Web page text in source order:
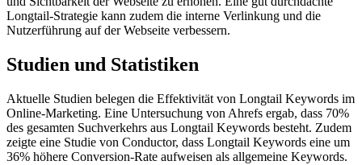
Longtail-Strategie kann zudem die interne Verlinkung und die
Nutzerführung auf der Webseite verbessern.
Studien und Statistiken
Aktuelle Studien belegen die Effektivität von Longtail Keywords im
Online-Marketing. Eine Untersuchung von Ahrefs ergab, dass 70%
des gesamten Suchverkehrs aus Longtail Keywords besteht. Zudem
zeigte eine Studie von Conductor, dass Longtail Keywords eine um
36% höhere Conversion-Rate aufweisen als allgemeine Keywords.